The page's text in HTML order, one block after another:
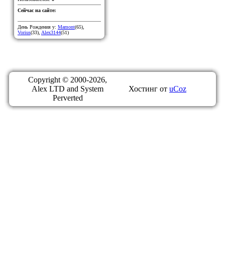
Сейчас на сайте:
День Рождения у: Mamont(65),
Vorius(33), Alex3144(51)
Copyright © 2000-2026,
Alex LTD and System
Perverted
Хостинг от uCoz